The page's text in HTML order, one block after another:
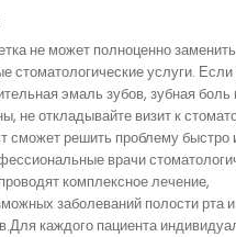
не может полноценно заменить
стоматологические услуги. Если
эмаль зубов, зубная боль
не откладывайте визит к
сможет решить проблему быстро
врачи
комплексное лечение,
заболеваний полости рта и
каждого пациента